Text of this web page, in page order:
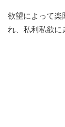
欲望によって楽
れ、私利私欲に